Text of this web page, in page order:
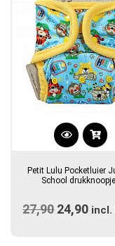
Petit Lulu Pocketluier
School
27,90 24,90 incl.